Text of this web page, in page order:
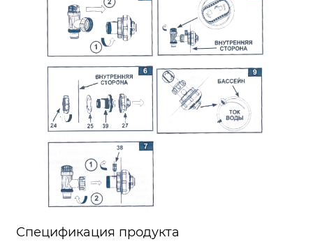
Спецификация продукта